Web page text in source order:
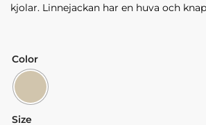
kjolar. Linnejackan har en huva och
Color
Size